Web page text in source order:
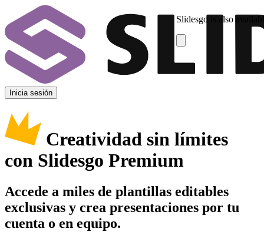
Slidesgo is also
Inicia sesión
Creatividad sin límites
con Slidesgo Premium
Accede a miles de plantillas editables
exclusivas y crea presentaciones por tu
cuenta o en equipo.